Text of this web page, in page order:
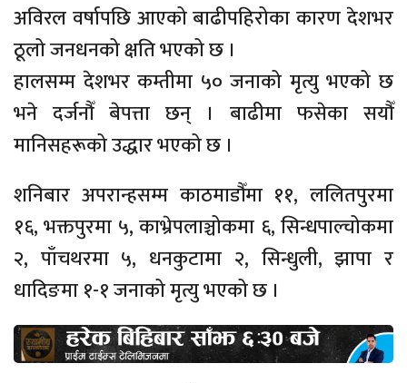
अविरल वर्षापछि आएको बाढीपहिरोका कारण देशभर
ठूलो जनधनको क्षति भएको छ ।
हालसम्म देशभर कम्तीमा ५० जनाको मृत्यु भएको छ
भने दर्जनौँ बेपत्ता छन् । बाढीमा फसेका सयौँ
मानिसहरूको उद्धार भएको छ ।
शनिबार अपरान्हसम्म काठमाडौँमा ११, ललितपुरमा
१६, भक्तपुरमा ५, काभ्रेपलाञ्चोकमा ६, सिन्धपाल्चोकमा
२, पाँचथरमा ५, धनकुटामा २, सिन्धुली, झापा र
धादिङमा १-१ जनाको मृत्यु भएको छ ।